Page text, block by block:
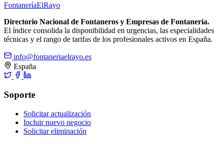
FontaneríaElRayo
Directorio Nacional de Fontaneros y Empresas de Fontanería.
El índice consolida la disponibilidad en urgencias, las especialidades
técnicas y el rango de tarifas de los profesionales activos en España.
info@fontaneriaelrayo.es
España
Soporte
Solicitar actualización
Incluir nuevo negocio
Solicitar eliminación